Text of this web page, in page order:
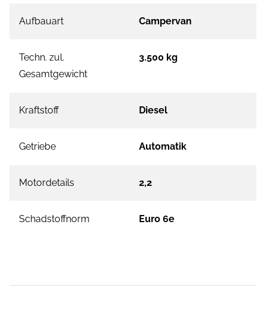
Aufbauart Campervan
Techn. zul.
Gesamtgewicht
3.500 kg
Kraftstoff Diesel
Getriebe Automatik
Motordetails 2,2
Schadstoffnorm Euro 6e